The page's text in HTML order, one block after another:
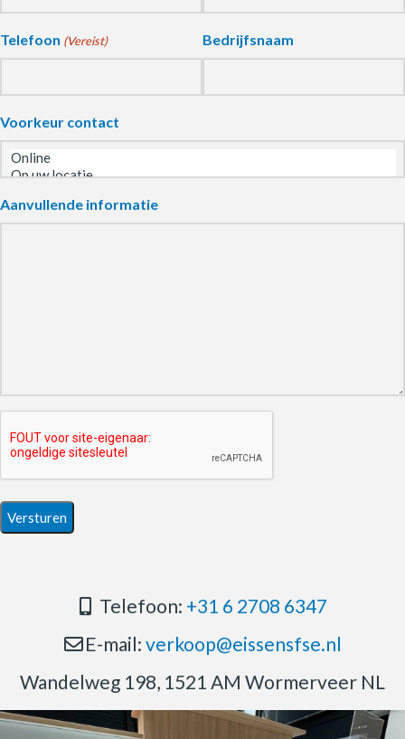
Telefoon (Vereist) Bedrijfsnaam
Voorkeur contact
Aanvullende informatie
Telefoon: +31 6 2708 6347
E-mail: verkoop@eissensfse.nl
Wandelweg 198, 1521 AM Wormerveer NL